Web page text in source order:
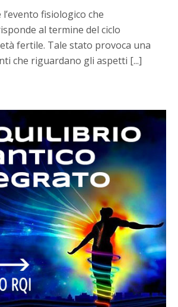
fisiologico che
al termine del ciclo
fertile. Tale stato provoca una
che riguardano gli aspetti [...]